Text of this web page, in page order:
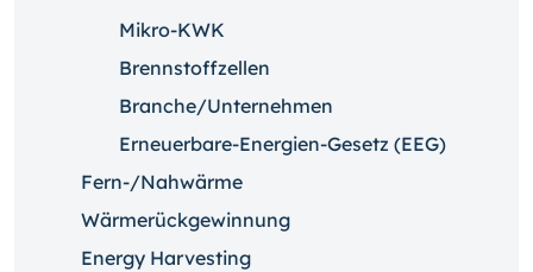
Mikro-KWK
Brennstoffzellen
Branche/Unternehmen
Erneuerbare-Energien-Gesetz (EEG)
Fern-/Nahwärme
Wärmerückgewinnung
Energy Harvesting